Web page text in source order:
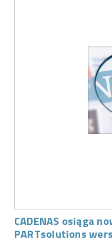
CADENAS osiąga
PARTsolutions